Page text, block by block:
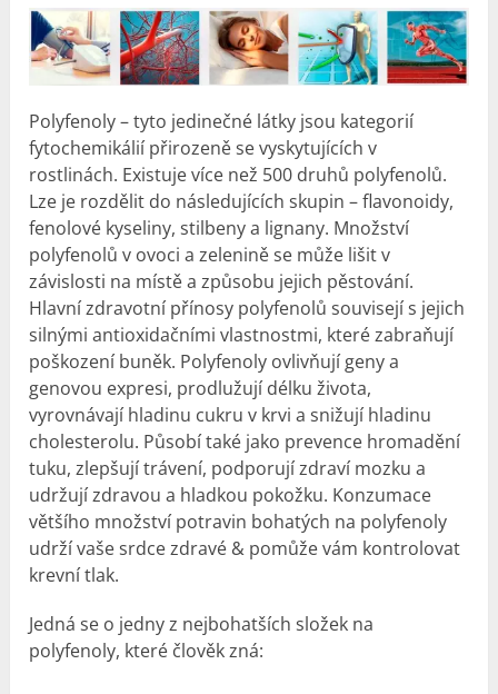
Polyfenoly – tyto jedinečné látky jsou kategorií
fytochemikálií přirozeně se vyskytujících v
rostlinách. Existuje více než 500 druhů polyfenolů.
Lze je rozdělit do následujících skupin – flavonoidy,
fenolové kyseliny, stilbeny a lignany. Množství
polyfenolů v ovoci a zelenině se může lišit v
závislosti na místě a způsobu jejich pěstování.
Hlavní zdravotní přínosy polyfenolů souvisejí s jejich
silnými antioxidačními vlastnostmi, které zabraňují
poškození buněk. Polyfenoly ovlivňují geny a
genovou expresi, prodlužují délku života,
vyrovnávají hladinu cukru v krvi a snižují hladinu
cholesterolu. Působí také jako prevence hromadění
tuku, zlepšují trávení, podporují zdraví mozku a
udržují zdravou a hladkou pokožku. Konzumace
většího množství potravin bohatých na polyfenoly
udrží vaše srdce zdravé & pomůže vám kontrolovat
krevní tlak.
Jedná se o jedny z nejbohatších složek na
polyfenoly, které člověk zná: